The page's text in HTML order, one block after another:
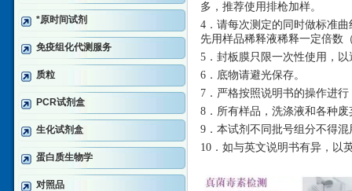
*原时间试剂
免疫组化代测服务
质粒
PCR试剂盒
生化试剂盒
蛋白质生物学
对照品
多，推荐使用排枪加样。
4．请每次测定的同时做标准
先用样品稀释液稀释一定倍数
5．封板膜只限一次性使用，
6．底物请避光保存。
7．严格按照说明书的操作进
8．所有样品，洗涤液和各种
9．本试剂不同批号组分不得混
10．如与英文说明书有异，以